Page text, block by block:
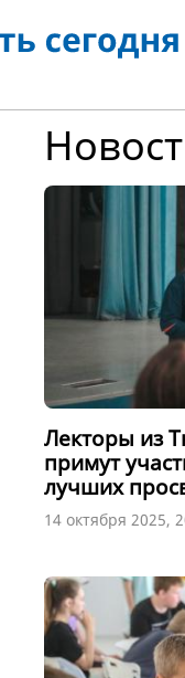
Лекторы из
примут
лучших
14 октября 2025,